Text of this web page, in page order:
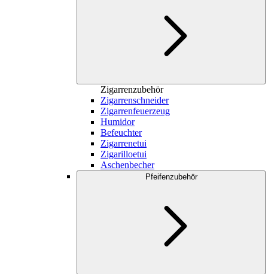
Zigarrenzubehör
Zigarrenschneider
Zigarrenfeuerzeug
Humidor
Befeuchter
Zigarrenetui
Zigarilloetui
Aschenbecher
Pfeifenzubehör